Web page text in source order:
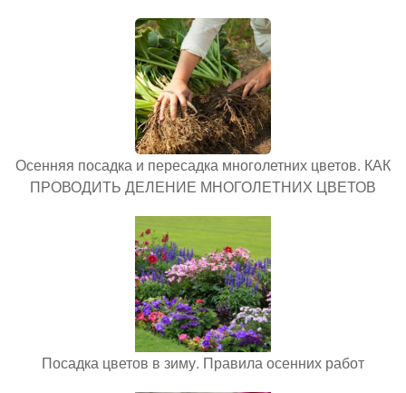
Осенняя посадка и пересадка многолетних цветов. КАК
ПРОВОДИТЬ ДЕЛЕНИЕ МНОГОЛЕТНИХ ЦВЕТОВ
Посадка цветов в зиму. Правила осенних работ